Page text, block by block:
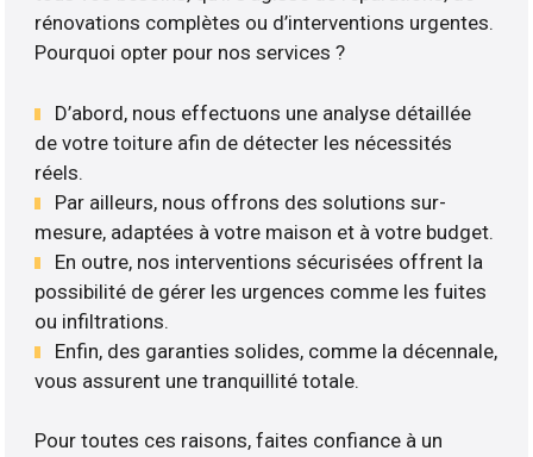
rénovations complètes ou d’interventions urgentes.
Pourquoi opter pour nos services ?
D’abord, nous effectuons une analyse détaillée
de votre toiture afin de détecter les nécessités
réels.
Par ailleurs, nous offrons des solutions sur-
mesure, adaptées à votre maison et à votre budget.
En outre, nos interventions sécurisées offrent la
possibilité de gérer les urgences comme les fuites
ou infiltrations.
Enfin, des garanties solides, comme la décennale,
vous assurent une tranquillité totale.
Pour toutes ces raisons, faites confiance à un